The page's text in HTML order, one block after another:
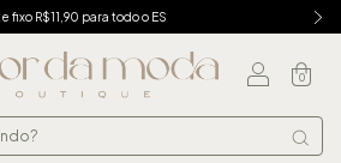
fixo R$11,90 para todo o ES
0